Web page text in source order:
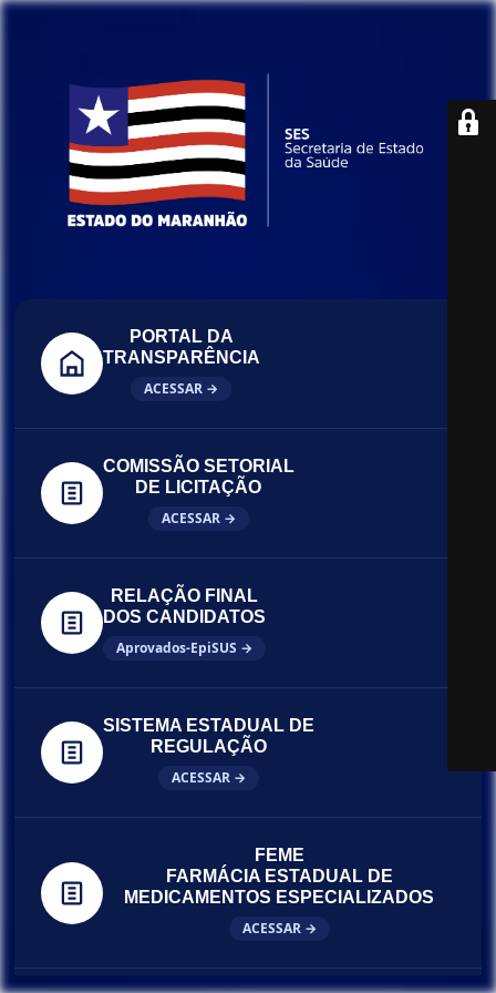
PORTAL DA
TRANSPARÊNCIA
ACESSAR →
COMISSÃO SETORIAL
DE LICITAÇÃO
ACESSAR →
RELAÇÃO FINAL
DOS CANDIDATOS
Aprovados-EpiSUS →
SISTEMA ESTADUAL DE
REGULAÇÃO
ACESSAR →
FEME
FARMÁCIA ESTADUAL DE
MEDICAMENTOS ESPECIALIZADOS
ACESSAR →